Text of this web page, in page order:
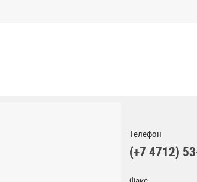
Телефон
(+7 4712)